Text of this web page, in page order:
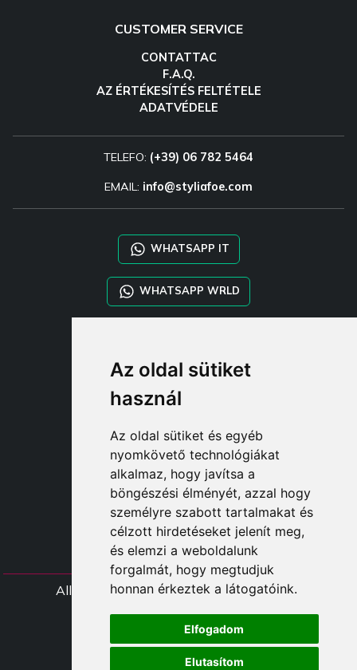
Az oldal sütiket
használ
Az oldal sütiket és egyéb
nyomkövető technológiákat
alkalmaz, hogy javítsa a
böngészési élményét, azzal hogy
személyre szabott tartalmakat és
célzott hirdetéseket jelenít meg,
és elemzi a weboldalunk
forgalmát, hogy megtudjuk
honnan érkeztek a látogatóink.
Elfogadom
Elutasítom
CUSTOMER SERVICE
CONTATTAC
F.A.Q.
AZ ÉRTÉKESÍTÉS FELTÉTELE
ADATVÉDELE
TELEFO: (+39) 06 782 5464
EMAIL: info@styliafoe.com
WHATSAPP IT
WHATSAPP WRLD
SHOP B2B
TAYLOR MADE ORDERS
DROPSHIPPING
FELHASZNÁL
REGISZTRÁLJON A CÍMEN
BEJELENTKEZÉ
BEVÁSÁRLÓKOSÁ
All rights Styliafoe s.r.l. © 2025 - HÉA-szá
Follow us